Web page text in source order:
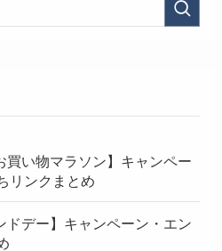
買い物マラソン】キャンペー
リンクまとめ
ドデー】キャンペーン・エン